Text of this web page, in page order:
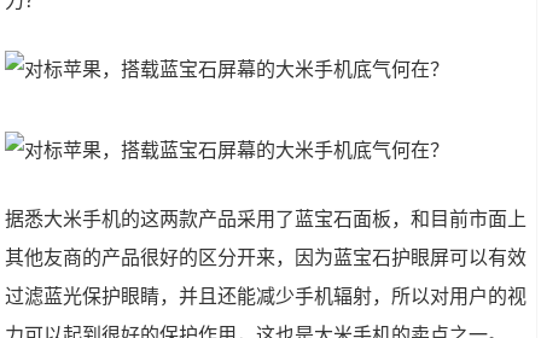
据悉大米手机的这两款产品采用了蓝宝石面板，和目前市面上
其他友商的产品很好的区分开来，因为蓝宝石护眼屏可以有效
过滤蓝光保护眼睛，并且还能减少手机辐射，所以对用户的视